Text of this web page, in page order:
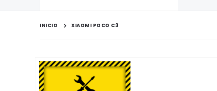
INICIO XIAOMI POCO C3
Saltar
al
final